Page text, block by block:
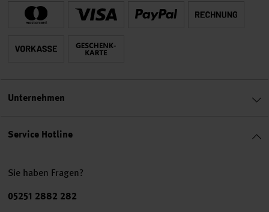
Service Hotline
Sie haben Fragen?
Telefonnummer
05251 2882 282
Unternehmen